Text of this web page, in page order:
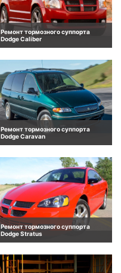
Ремонт тормозного суппорта
Dodge Caliber
Ремонт тормозного суппорта
Dodge Caravan
Ремонт тормозного суппорта
Dodge Stratus